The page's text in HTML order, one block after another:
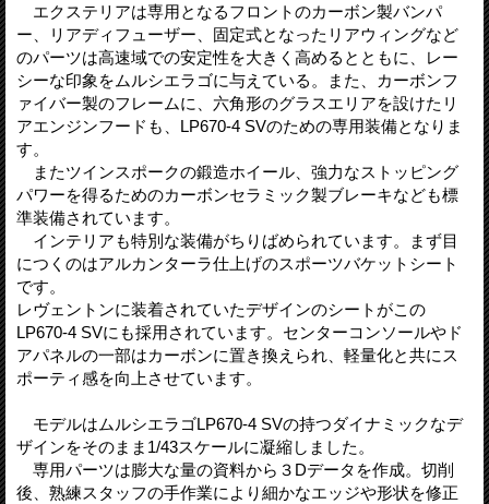
エクステリアは専用となるフロントのカーボン製バンパ
ー、リアディフューザー、固定式となったリアウィングなど
のパーツは高速域での安定性を大きく高めるとともに、レー
シーな印象をムルシエラゴに与えている。また、カーボンフ
ァイバー製のフレームに、六角形のグラスエリアを設けたリ
アエンジンフードも、LP670-4 SVのための専用装備となりま
す。
またツインスポークの鍛造ホイール、強力なストッピング
パワーを得るためのカーボンセラミック製ブレーキなども標
準装備されています。
インテリアも特別な装備がちりばめられています。まず目
につくのはアルカンターラ仕上げのスポーツバケットシート
です。
レヴェントンに装着されていたデザインのシートがこの
LP670-4 SVにも採用されています。センターコンソールやド
アパネルの一部はカーボンに置き換えられ、軽量化と共にス
ポーティ感を向上させています。
モデルはムルシエラゴLP670-4 SVの持つダイナミックなデ
ザインをそのまま1/43スケールに凝縮しました。
専用パーツは膨大な量の資料から３Dデータを作成。切削
後、熟練スタッフの手作業により細かなエッジや形状を修正